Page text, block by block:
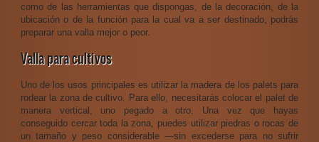
como de las herramientas que dispongas, de la decoración, de la
ubicación o de la función para la cual va a ser destinado, podrás
preparar una valla mejor o peor.
Valla para cultivos
Uno de los usos principales es utilizar la madera de los palets para
rodear la zona de cultivo. Para ello, necesitarás colocar el palet de
manera vertical, uno pegado a otro. Una vez que hayas
conseguido cercar toda la zona, puedes utilizar piedras o rocas de
un tamaño y peso considerable —sin excederse para no sufrir